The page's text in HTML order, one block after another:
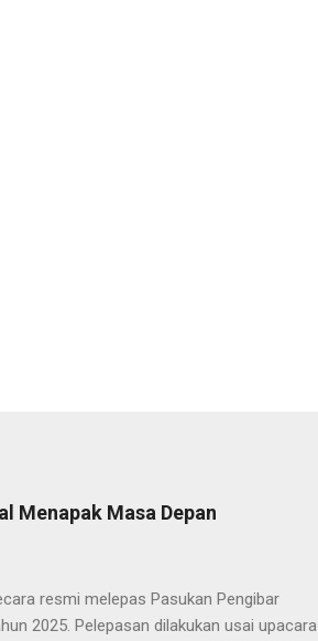
Menapak Masa Depan
resmi melepas Pasukan Pengibar
2025. Pelepasan dilakukan usai upacara